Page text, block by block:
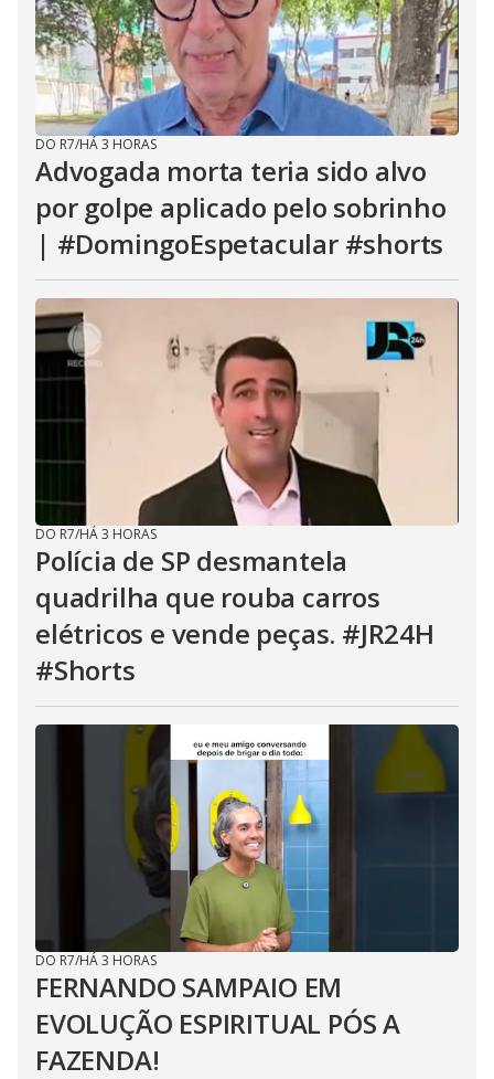
DO R7/HÁ 3 HORAS
Advogada morta teria sido alvo
por golpe aplicado pelo sobrinho
| #DomingoEspetacular #shorts
DO R7/HÁ 3 HORAS
Polícia de SP desmantela
quadrilha que rouba carros
elétricos e vende peças. #JR24H
#Shorts
DO R7/HÁ 3 HORAS
FERNANDO SAMPAIO EM
EVOLUÇÃO ESPIRITUAL PÓS A
FAZENDA!